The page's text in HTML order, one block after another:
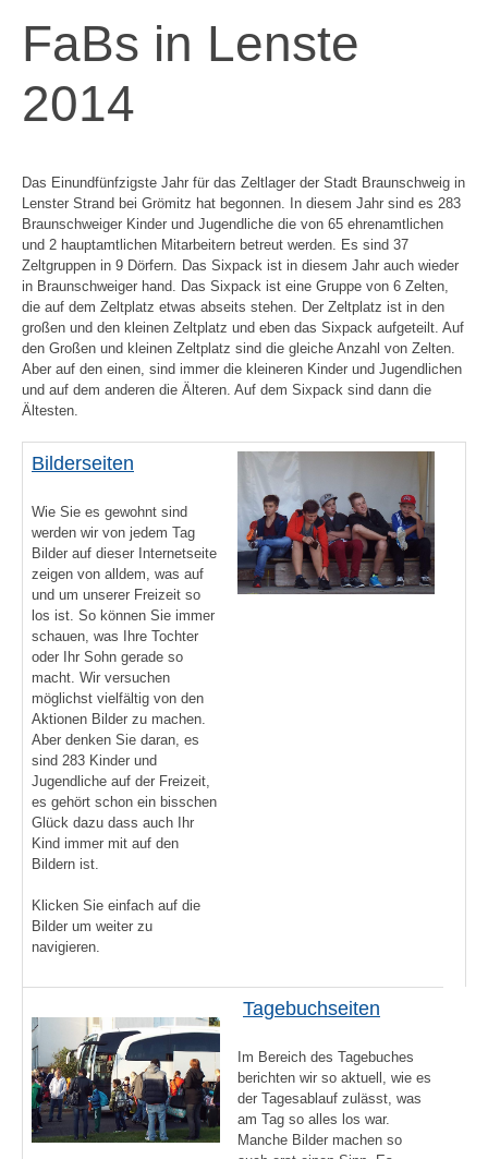
FaBs in Lenste
2014
Das Einundfünfzigste Jahr für das Zeltlager der Stadt Braunschweig in
Lenster Strand bei Grömitz hat begonnen. In diesem Jahr sind es 283
Braunschweiger Kinder und Jugendliche die von 65 ehrenamtlichen
und 2 hauptamtlichen Mitarbeitern betreut werden. Es sind 37
Zeltgruppen in 9 Dörfern. Das Sixpack ist in diesem Jahr auch wieder
in Braunschweiger hand. Das Sixpack ist eine Gruppe von 6 Zelten,
die auf dem Zeltplatz etwas abseits stehen. Der Zeltplatz ist in den
großen und den kleinen Zeltplatz und eben das Sixpack aufgeteilt. Auf
den Großen und kleinen Zeltplatz sind die gleiche Anzahl von Zelten.
Aber auf den einen, sind immer die kleineren Kinder und Jugendlichen
und auf dem anderen die Älteren. Auf dem Sixpack sind dann die
Ältesten.
Bilderseiten
Wie Sie es gewohnt sind
werden wir von jedem Tag
Bilder auf dieser Internetseite
zeigen von alldem, was auf
und um unserer Freizeit so
los ist. So können Sie immer
schauen, was Ihre Tochter
oder Ihr Sohn gerade so
macht. Wir versuchen
möglichst vielfältig von den
Aktionen Bilder zu machen.
Aber denken Sie daran, es
sind 283 Kinder und
Jugendliche auf der Freizeit,
es gehört schon ein bisschen
Glück dazu dass auch Ihr
Kind immer mit auf den
Bildern ist.
Klicken Sie einfach auf die
Bilder um weiter zu
navigieren.
Tagebuchseiten
Im Bereich des Tagebuches
berichten wir so aktuell, wie es
der Tagesablauf zulässt, was
am Tag so alles los war.
Manche Bilder machen so